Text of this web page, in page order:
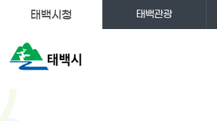
태백시청 태백관광